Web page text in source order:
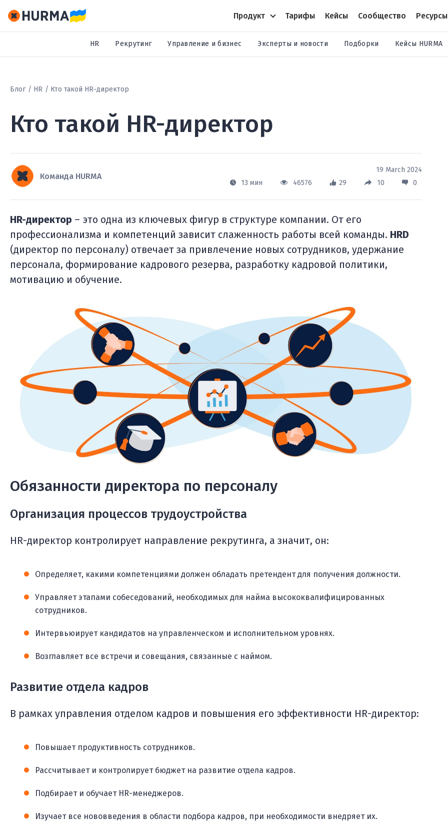
Продукт Тарифы Кейсы Сообщество Ресурсы
HR Рекрутинг Управление и бизнес Эксперты и новости Подборки Кейсы HURMA
Блог HR Кто такой HR-директор
Кто такой HR-директор
Команда HURMA
19 March 2024
13 мин
46576 29 10 0
HR-директор – это одна из ключевых фигур в структуре компании. От его
профессионализма и компетенций зависит слаженность работы всей команды. HRD
(директор по персоналу) отвечает за привлечение новых сотрудников, удержание
персонала, формирование кадрового резерва, разработку кадровой политики,
мотивацию и обучение.
Обязанности директора по персоналу
Организация процессов трудоустройства
HR-директор контролирует направление рекрутинга, а значит, он:
Определяет, какими компетенциями должен обладать претендент для получения должности.
Управляет этапами собеседований, необходимых для найма высококвалифицированных
сотрудников.
Интервьюирует кандидатов на управленческом и исполнительном уровнях.
Возглавляет все встречи и совещания, связанные с наймом.
Развитие отдела кадров
В рамках управления отделом кадров и повышения его эффективности HR-директор:
Повышает продуктивность сотрудников.
Рассчитывает и контролирует бюджет на развитие отдела кадров.
Подбирает и обучает HR-менеджеров.
Изучает все нововведения в области подбора кадров, при необходимости внедряет их.